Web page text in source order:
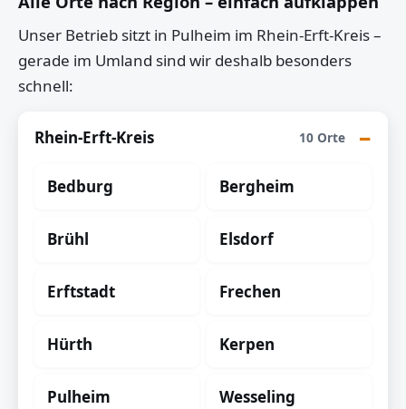
Unser Betrieb sitzt in Pulheim im Rhein-Erft-Kreis –
gerade im Umland sind wir deshalb besonders
schnell:
Rhein-Erft-Kreis 10 Orte
Bedburg Bergheim
Brühl Elsdorf
Erftstadt Frechen
Hürth Kerpen
Pulheim Wesseling